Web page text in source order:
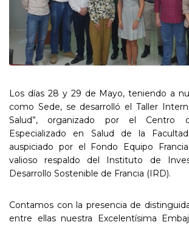
Los días 28 y 29 de Mayo, teniendo a
como Sede, se desarrolló el Taller
Salud”, organizado por el Centro
Especializado en Salud de la
auspiciado por el Fondo Equipo
valioso respaldo del Instituto de
Desarrollo Sostenible de Francia (IRD).
Contamos con la presencia de
entre ellas nuestra Excelentísima